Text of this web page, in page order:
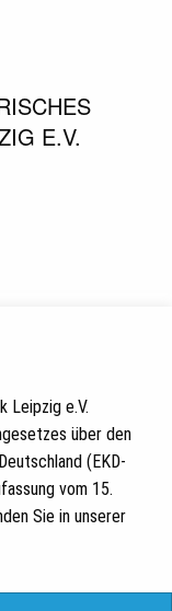
E.V.
Leipzig e.V.
über den
(EKD-
vom 15.
Sie in unserer